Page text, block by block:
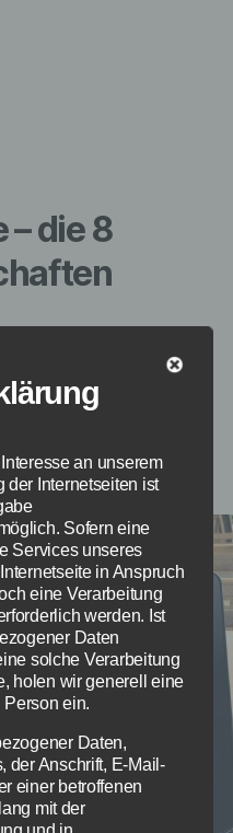
die 8
Europas
Dabei
15.04 und die
2015 statt.an unserem
der Internetseiten ist
Sofern eine
Services unseres
in Anspruch
eine Verarbeitung
werden. Ist
Daten
solche Verarbeitung
holen wir generell eine
ein.
Daten,
der Anschrift, E-Mail-
einer betroffenen
mit der